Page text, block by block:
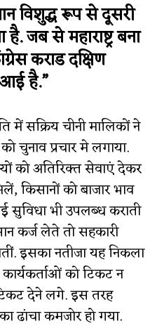
विशुद्ध रूप से दूसरी
जब से महाराष्ट्र बना
कराड दक्षिण
है.”
में सक्रिय चीनी मालिकों ने
चुनाव प्रचार मे लगाया.
को अतिरिक्त सेवाएं देकर
किसानों को बाजार भाव
सुविधा भी उपलब्ध कराती
कर्ज लेते तो सहकारी
इसका नतीजा यह निकला
को टिकट न
देने लगे. इस तरह
का ढांचा कमजोर हो गया.